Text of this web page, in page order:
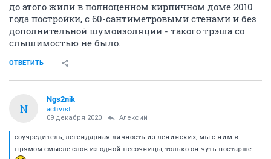
до этого жили в полноценном кирпичном доме 2010
года постройки, с 60-сантиметровыми стенами и без
дополнительной шумоизоляции - такого трэша со
слышимостью не было.
ОТВЕТИТЬ
N
Ngs2nik
activist
09 декабря 2020 Алексий
соучредитель, легендарная личность из ленинских, мы с ним в
прямом смысле слов из одной песочницы, только он чуть постарше